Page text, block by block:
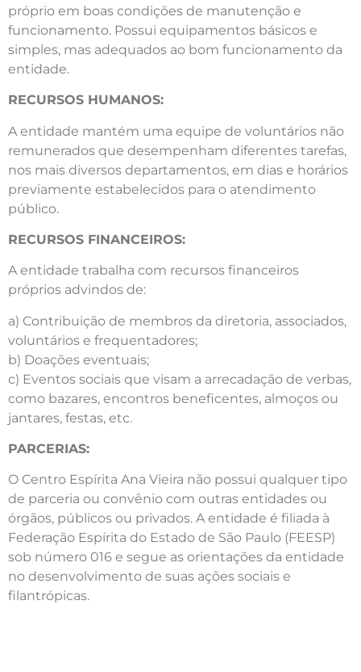
próprio em boas condições de manutenção e
funcionamento. Possui equipamentos básicos e
simples, mas adequados ao bom funcionamento da
entidade.
RECURSOS HUMANOS:
A entidade mantém uma equipe de voluntários não
remunerados que desempenham diferentes tarefas,
nos mais diversos departamentos, em dias e horários
previamente estabelecidos para o atendimento
público.
RECURSOS FINANCEIROS:
A entidade trabalha com recursos financeiros
próprios advindos de:
a) Contribuição de membros da diretoria, associados,
voluntários e frequentadores;
b) Doações eventuais;
c) Eventos sociais que visam a arrecadação de verbas,
como bazares, encontros beneficentes, almoços ou
jantares, festas, etc.
PARCERIAS:
O Centro Espírita Ana Vieira não possui qualquer tipo
de parceria ou convênio com outras entidades ou
órgãos, públicos ou privados. A entidade é filiada à
Federação Espírita do Estado de São Paulo (FEESP)
sob número 016 e segue as orientações da entidade
no desenvolvimento de suas ações sociais e
filantrópicas.